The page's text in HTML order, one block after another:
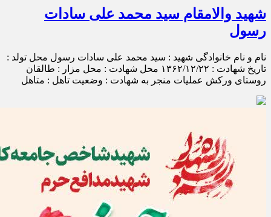
شهید والامقام سید محمد علی سادات
رسول
نام و نام خانوادگی شهید : سید محمد علی سادات رسول محل تولد :
تاریخ شهادت : ۱۳۶۲/۱۲/۲۲ محل شهادت : محل مزار : طالقان
روستای ورکش عملیات منجر به شهادت : وضعیت تاهل : متاهل